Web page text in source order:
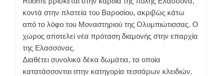
κοντά στην πλατεία του Βαροσίου, ακριβώς κάτω
από το λόφο του Μοναστηριού της Ολυμπιώτισσας. Ο
χώρος αποτελεί νέα πρόταση διαμονής στην επαρχία
της Ελασσόνας.
Διαθέτει συνολικά δέκα δωμάτια, τα οποία
κατατάσσονται στην κατηγορία τεσσάρων κλειδιών.